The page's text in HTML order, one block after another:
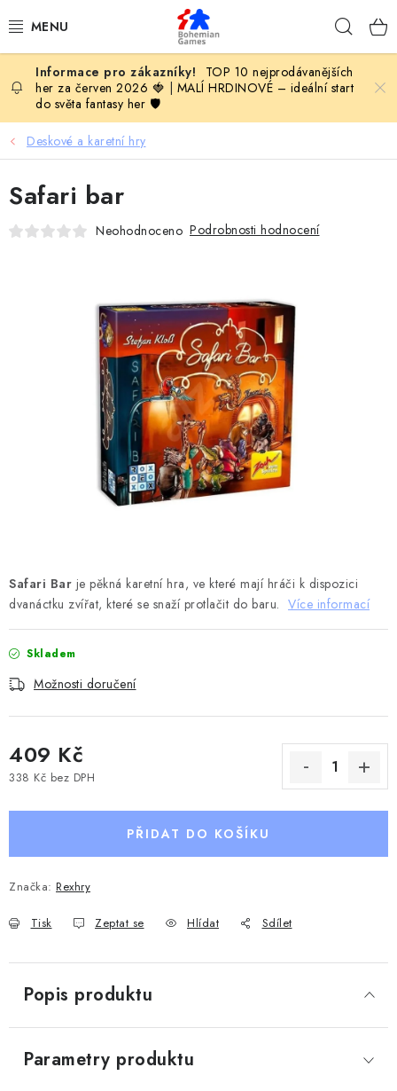
na
KOMPLETNÍ NABÍDKA HER
PODLE VĚKU
DESKOHERNÍ KLUBY, DDM, KNIHOVNY A JINÉ
ZÁJMOVÉ ORGANIZACE
ZÁKLADNÍ A MATEŘSKÉ ŠKOLY, STŘEDNÍ ŠKOLY A
JINÁ VZDĚLÁVACÍ ZAŘÍZENÍ
Věrnostní program Staň se bohémem!
Deskoherní kluby, DDM, knihovny a jiné zájmové organizace
Kde koupit hry Bohemian Games
Provizní systém
TOP 10 nejprodávanějších
her za červen 2026 🍓
MALÍ HRDINOVÉ – ideální start
do světa fantasy her 🛡️
Deskové a karetní hry
Safari Bar je pěkná karetní hra, ve které mají hráči k dispozici
dvanáctku zvířat, které se snaží protlačit do baru. Více informací
Skladem
Možnosti doručení
409 Kč
338 Kč bez DPH
PŘIDAT DO KOŠÍKU
Značka: Rexhry
Tisk Zeptat se Hlídat Sdílet
Safari bar
Neohodnoceno Podrobnosti hodnocení
Popis produktu
Parametry produktu